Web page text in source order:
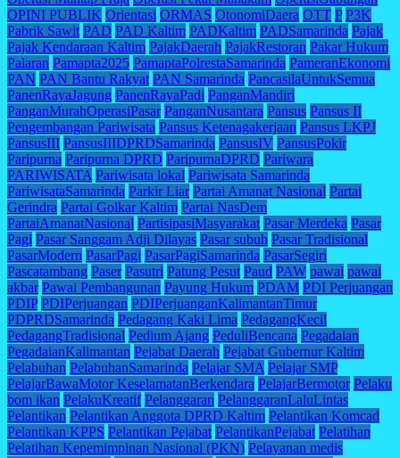
OPINI PUBLIK Orientasi ORMAS OtonomiDaera OTT P P3K
Pabrik Sawit PAD PAD Kaltim PADKaltim PADSamarinda Pajak
Pajak Kendaraan Kaltim PajakDaerah PajakRestoran Pakar Hukum
Palaran Pamapta2025 PamaptaPolrestaSamarinda PameranEkonomi
PAN PAN Bantu Rakyat PAN Samarinda PancasilaUntukSemua
PanenRayaJagung PanenRayaPadi PanganMandiri
PanganMurahOperasiPasar PanganNusantara Pansus Pansus II
Pengembangan Pariwisata Pansus Ketenagakerjaan Pansus LKPJ
PansusIII PansusIIIDPRDSamarinda PansusIV PansusPokir
Paripurna Paripurna DPRD ParipurnaDPRD Pariwara
PARIWISATA Pariwisata lokal Pariwisata Samarinda
PariwisataSamarinda Parkir Liar Partai Amanat Nasional Partai
Gerindra Partai Golkar Kaltim Partai NasDem
PartaiAmanatNasional PartisipasiMasyarakat Pasar Merdeka Pasar
Pagi Pasar Sanggam Adji Dilayas Pasar subuh Pasar Tradisional
PasarModern PasarPagi PasarPagiSamarinda PasarSegiri
Pascatambang Paser Pasutri Patung Pesut Paud PAW pawai pawai
akbar Pawai Pembangunan Payung Hukum PDAM PDI Perjuangan
PDIP PDIPerjuangan PDIPerjuanganKalimantanTimur
PDPRDSamarinda Pedagang Kaki Lima PedagangKecil
PedagangTradisional Pedium Ajang PeduliBencana Pegadaian
PegadaianKalimantan Pejabat Daerah Pejabat Gubernur Kaltim
Pelabuhan PelabuhanSamarinda Pelajar SMA Pelajar SMP
PelajarBawaMotor KeselamatanBerkendara PelajarBermotor Pelaku
bom ikan PelakuKreatif Pelanggaran PelanggaranLaluLintas
Pelantikan Pelantikan Anggota DPRD Kaltim Pelantikan Komcad
Pelantikan KPPS Pelantikan Pejabat PelantikanPejabat Pelatihan
Pelatihan Kepemimpinan Nasional (PKN) Pelayanan medis